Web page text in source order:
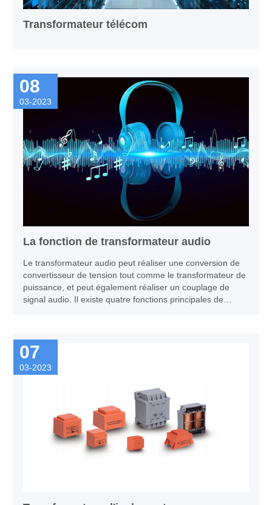
Transformateur télécom
08
03-2023
La fonction de transformateur audio
Le transformateur audio peut réaliser une conversion de
convertisseur de tension tout comme le transformateur de
puissance, et peut également réaliser un couplage de
signal audio. Il existe quatre fonctions principales de
07
03-2023